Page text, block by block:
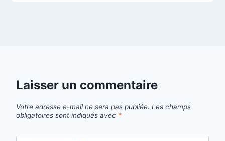
Laisser un commentaire
Votre adresse e-mail ne sera pas publiée. Les champs
obligatoires sont indiqués avec *